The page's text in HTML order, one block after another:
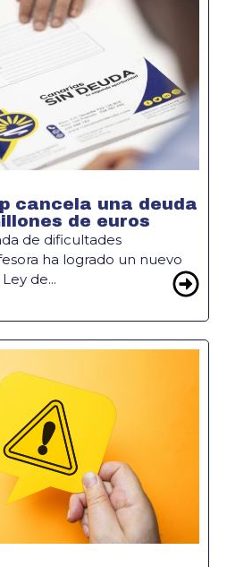
cancela una deuda
de euros
de dificultades
ha logrado un nuevo
de...